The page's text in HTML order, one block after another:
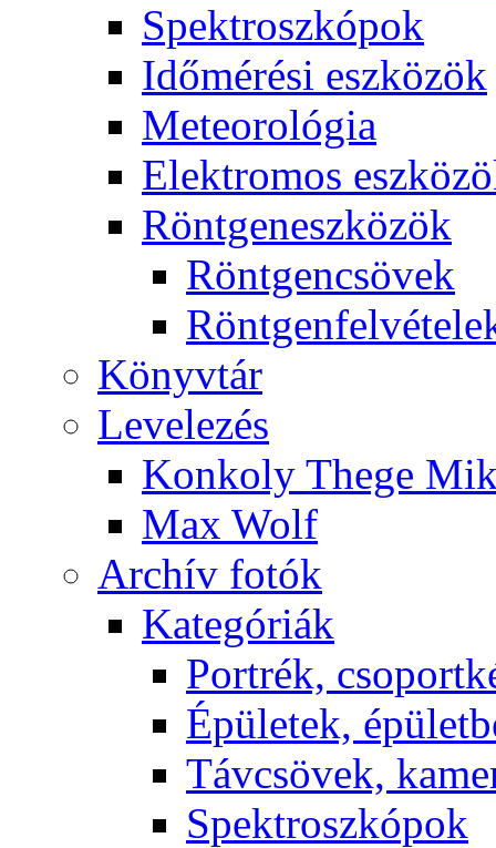
Spekt­rosz­kó­pok
Idő­mé­ré­si esz­kö­zök
Me­te­o­ro­ló­gia
Elekt­ro­mos
Rönt­gen­esz­kö­zök
Rönt­gen­csö­vek
Könyv­tár
Le­ve­le­zés
Kon­koly The­ge
Max Wolf
Ar­chív fo­tók
Ka­te­gó­ri­ák
Port­rék,
Épü­le­tek,
Táv­csö­vek,
Spekt­rosz­kó­pok